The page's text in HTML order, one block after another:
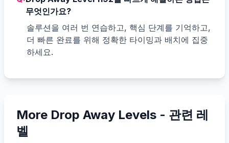
무엇인가요?
솔루션을 여러 번 연습하고, 핵심 단계를 기억하고,
더 빠른 완료를 위해 정확한 타이밍과 배치에 집중
하세요.
More Drop Away Levels - 관련 레
벨